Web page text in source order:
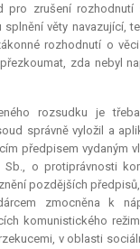
pro zrušení rozhodnutí
věty navazující,
rozhodnutí o
zda nebyl
rozsudku je
správně vyložil a
předpisem vydaným
o protiprávnosti
pozdějších
zmocněna k
komunistického
v oblasti